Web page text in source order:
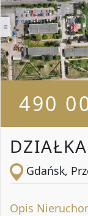
490
Gdańsk,
Opis